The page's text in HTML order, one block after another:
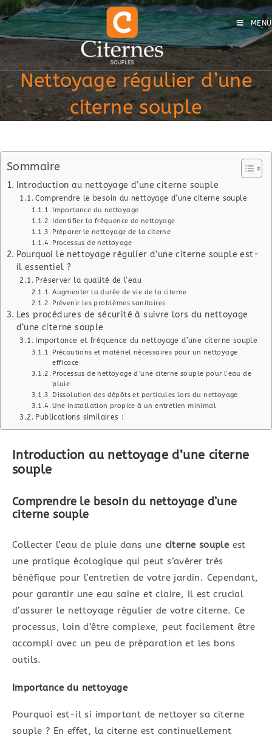
MENU
Nettoyage régulier d’une
citerne souple
Sommaire
Introduction au nettoyage d’une citerne souple
Comprendre le besoin du nettoyage d’une citerne souple
Importance du nettoyage
Identifier la fréquence de nettoyage
Préparer le nettoyage de la citerne
Processus de nettoyage
Pourquoi le nettoyage régulier d’une citerne souple est-
il essentiel ?
Préserver la qualité de l’eau
Augmenter la durée de vie de la citerne
Prévenir les problèmes sanitaires
Les procédures de sécurité à suivre lors du nettoyage
d’une citerne souple
Importance et fréquence du nettoyage d’une citerne souple
Précautions et matériel nécessaires pour un nettoyage
efficace
Processus de nettoyage d’une citerne souple pour l’eau de
pluie
Dissolution des dépôts et particules lors du nettoyage
Une installation propice à un entretien minimal
Publications similaires :
Introduction au nettoyage d’une citerne
souple
Comprendre le besoin du nettoyage d’une
citerne souple
Collecter l’eau de pluie dans une citerne soupleest
une pratique écologique qui peut s’avérer très
bénéfique pour l’entretien de votre jardin. Cependant,
pour garantir une eau saine et claire, il est crucial
d’assurer le nettoyage régulier de votre citerne. Ce
processus, loin d’être complexe, peut facilement être
accompli avec un peu de préparation et les bons
outils.
Importance du nettoyage
Pourquoi est-il si important de nettoyer sa citerne
souple ? En effet, la citerne est continuellement